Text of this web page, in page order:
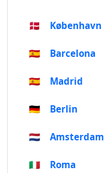
🇩🇰 København
🇪🇸 Barcelona
🇪🇸 Madrid
🇩🇪 Berlin
🇳🇱 Amsterdam
🇮🇹 Roma